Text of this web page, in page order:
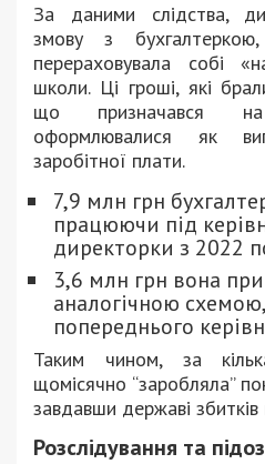
За даними слідства,
змову з
перераховувала собі
школи. Ці гроші, які
що призначався
оформлювалися як
заробітної плати.
7,9 млн грн
працюючи під
директорки з 2022
3,6 млн грн вона
аналогічною
попереднього
Таким чином, за
щомісячно “заробляла”
завдавши державі
Розслідування та